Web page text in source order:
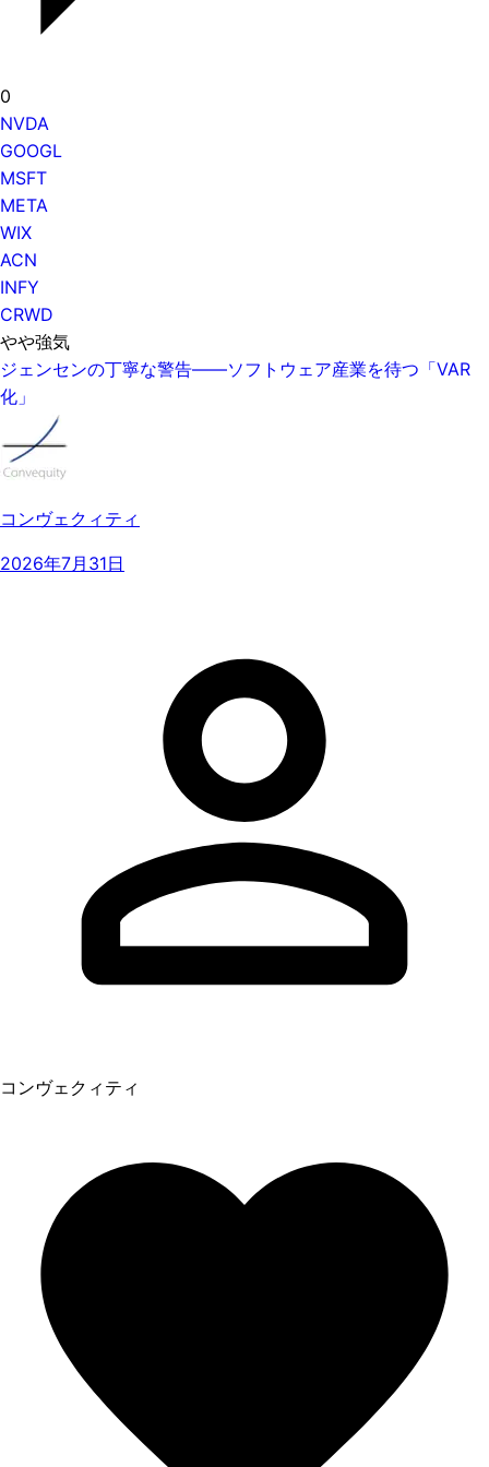
0
NVDA
GOOGL
MSFT
META
WIX
ACN
INFY
CRWD
やや強気
ジェンセンの丁寧な警告——ソフトウェア産業を待つ「VAR
化」
コンヴェクィティ
2026年7月31日
コンヴェクィティ